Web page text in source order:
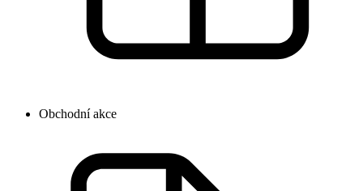
Obchodní akce